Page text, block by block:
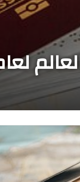
لعام